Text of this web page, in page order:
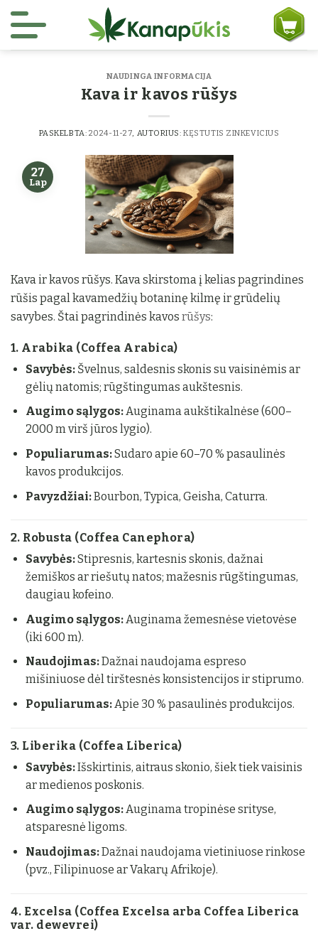
Skip to content
NAUDINGA INFORMACIJA
Kava ir kavos rūšys
PASKELBTA: 2024-11-27 , AUTORIUS:KĘSTUTIS ZINKEVICIUS
27
Lap
Kava ir kavos rūšys. Kava skirstoma į kelias pagrindines
rūšis pagal kavamedžių botaninę kilmę ir grūdelių
savybes. Štai pagrindinės kavos rūšys:
1. Arabika (Coffea Arabica)
Savybės:Švelnus, saldesnis skonis su vaisinėmis ar
gėlių natomis; rūgštingumas aukštesnis.
Augimo sąlygos:Auginama aukštikalnėse (600–
2000 m virš jūros lygio).
Populiarumas:Sudaro apie 60–70 % pasaulinės
kavos produkcijos.
Pavyzdžiai:Bourbon, Typica, Geisha, Caturra.
2. Robusta (Coffea Canephora)
Savybės:Stipresnis, kartesnis skonis, dažnai
žemiškos ar riešutų natos; mažesnis rūgštingumas,
daugiau kofeino.
Augimo sąlygos:Auginama žemesnėse vietovėse
(iki 600 m).
Naudojimas:Dažnai naudojama espreso
mišiniuose dėl tirštesnės konsistencijos ir stiprumo.
Populiarumas:Apie 30 % pasaulinės produkcijos.
3. Liberika (Coffea Liberica)
Savybės:Išskirtinis, aitraus skonio, šiek tiek vaisinis
ar medienos poskonis.
Augimo sąlygos:Auginama tropinėse srityse,
atsparesnė ligoms.
Naudojimas:Dažnai naudojama vietiniuose rinkose
(pvz., Filipinuose ar Vakarų Afrikoje).
4. Excelsa (Coffea Excelsa arba Coffea Liberica
var. dewevrei)